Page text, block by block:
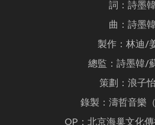
詞：詩墨
曲：詩墨
製作：林迪/
總監：詩墨韓/
策劃：浪子
錄製：濤哲音樂（
OP：北京海巢文化